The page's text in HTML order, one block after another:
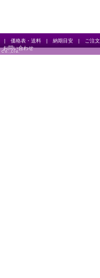
| 価格表・送料 | 納期目安 |
ご注文
お問い合わせ
Co.,Ltd.